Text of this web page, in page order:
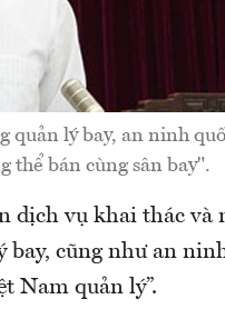
lý bay, an ninh
thể bán cùng sân bay".
dịch vụ khai thác và
bay, cũng như an
Nam quản lý”.